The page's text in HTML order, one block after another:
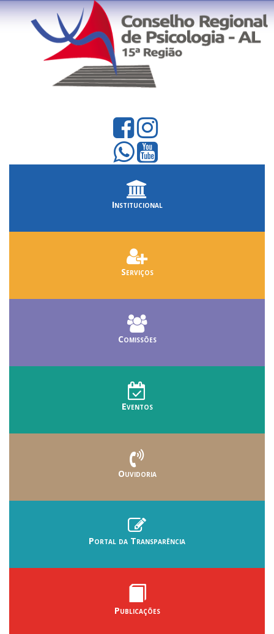
Institucional
Serviços
Comissões
Eventos
Ouvidoria
Portal da Transparência
Publicações